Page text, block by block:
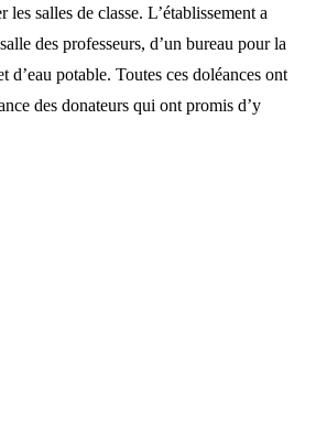
les salles de classe. L’établissement a
des professeurs, d’un bureau pour la
d’eau potable. Toutes ces doléances ont
des donateurs qui ont promis d’y